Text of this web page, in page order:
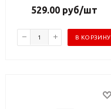
529.00руб/шт
В КОРЗИНУ